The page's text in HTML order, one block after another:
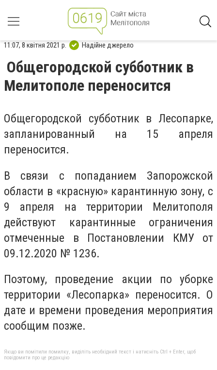
11:07, 8 квітня 2021 р. Надійне джерело
Общегородской субботник в
Мелитополе переносится
Общегородской субботник в Лесопарке,
запланированный на 15 апреля
переносится.
В связи с попаданием Запорожской
области в «красную» карантинную зону, с
9 апреля на территории Мелитополя
действуют карантинные ограничения
отмеченные в Постановлении КМУ от
09.12.2020 № 1236.
Поэтому, проведение акции по уборке
территории «Лесопарка» переносится. О
дате и времени проведения мероприятия
сообщим позже.
Якщо ви помітили помилку, виділіть необхідний текст і натисніть Ctrl + Enter, щоб
повідомити про це редакцію